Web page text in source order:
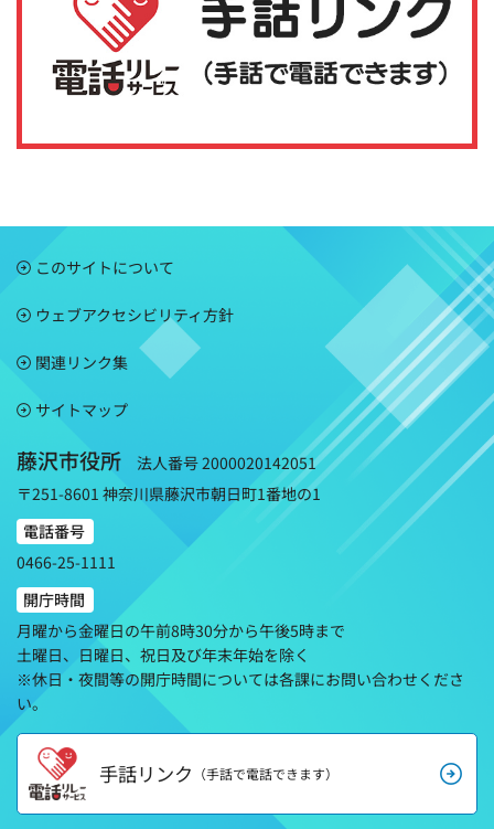
このサイトについて
ウェブアクセシビリティ方針
関連リンク集
サイトマップ
藤沢市役所
法人番号 2000020142051
〒251-8601 神奈川県藤沢市朝日町1番地の1
電話番号
0466-25-1111
開庁時間
月曜から金曜日の午前8時30分から午後5時まで
土曜日、日曜日、祝日及び年末年始を除く
※休日・夜間等の開庁時間については各課にお問い合わせくださ
い。
手話リンク （手話で電話できます）